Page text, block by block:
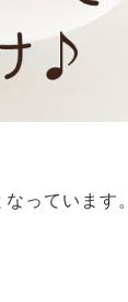
っています。